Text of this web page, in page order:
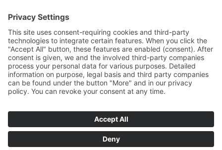
Weitere Jobs & Stellenangebote in:
Achim bei Bremen Badbergen Barnstorf
Bersenbrück
Cloppenburg Damme Diepholz
Garrel
Kellinghusen Lemförde Lohne
Mühlen
Oldenburg
Osnabrück Saerbeck Steinfeld
Vechta
Wallenhorst